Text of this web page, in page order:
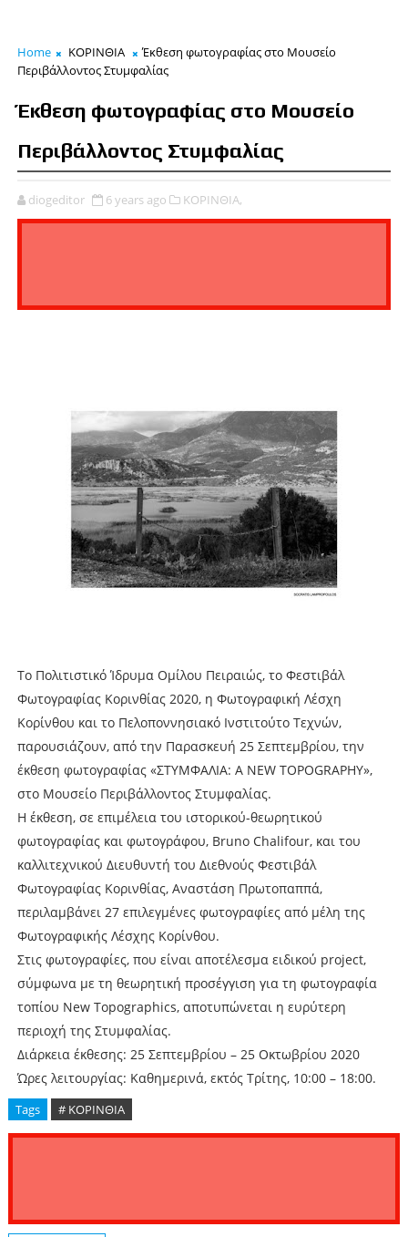
Home ΚΟΡΙΝΘΙΑ
Έκθεση φωτογραφίας στο Μουσείο
Περιβάλλοντος Στυμφαλίας
Έκθεση φωτογραφίας στο Μουσείο
Περιβάλλοντος Στυμφαλίας
diogeditor 6 years ago ΚΟΡΙΝΘΙΑ,
Το Πολιτιστικό Ίδρυμα Ομίλου Πειραιώς, το Φεστιβάλ
Φωτογραφίας Κορινθίας 2020, η Φωτογραφική Λέσχη
Κορίνθου και το Πελοποννησιακό Ινστιτούτο Τεχνών,
παρουσιάζουν, από την Παρασκευή 25 Σεπτεμβρίου, την
έκθεση φωτογραφίας «ΣΤΥΜΦΑΛΙΑ: Α NEW TOPOGRAPHY»,
στο Μουσείο Περιβάλλοντος Στυμφαλίας.
Η έκθεση, σε επιμέλεια του ιστορικού-θεωρητικού
φωτογραφίας και φωτογράφου, Bruno Chalifour, και του
καλλιτεχνικού Διευθυντή του Διεθνούς Φεστιβάλ
Φωτογραφίας Κορινθίας, Αναστάση Πρωτοπαππά,
περιλαμβάνει 27 επιλεγμένες φωτογραφίες από μέλη της
Φωτογραφικής Λέσχης Κορίνθου.
Στις φωτογραφίες, που είναι αποτέλεσμα ειδικού project,
σύμφωνα με τη θεωρητική προσέγγιση για τη φωτογραφία
τοπίου New Topographics, αποτυπώνεται η ευρύτερη
περιοχή της Στυμφαλίας.
Διάρκεια έκθεσης: 25 Σεπτεμβρίου – 25 Οκτωβρίου 2020
Ώρες λειτουργίας: Καθημερινά, εκτός Τρίτης, 10:00 – 18:00.
Tags # ΚΟΡΙΝΘΙΑ